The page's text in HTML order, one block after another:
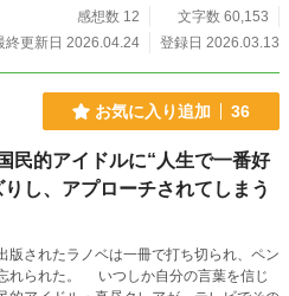
感想数 12
文字数 60,153
終更新日 2026.04.24
登録日 2026.03.13
お気に入り追加 36
民的アイドルに“人生で一番好
し、アプローチされてしまう
されたラノベは一冊で打ち切られ、ペン
自分の言葉を信じ